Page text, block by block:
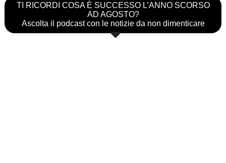
TI RICORDI COSA È SUCCESSO L’ANNO SCORSO
AD AGOSTO?
Ascolta il podcast con le notizie da non dimenticare